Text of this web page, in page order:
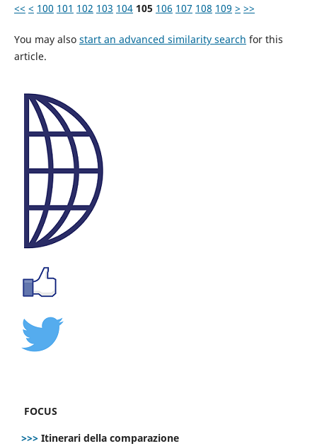
<< < 100 101 102 103 104 105 106 107 108 109 > >>
You may also start an advanced similarity search for this
article.
FOCUS
>>> Itinerari della comparazione